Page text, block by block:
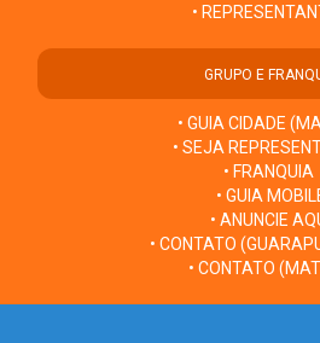
•
GRUPO E
• GUIA CIDADE
• SEJA
• FRANQUIA
• GUIA
• ANUNCIE
• CONTATO
• CONTATO